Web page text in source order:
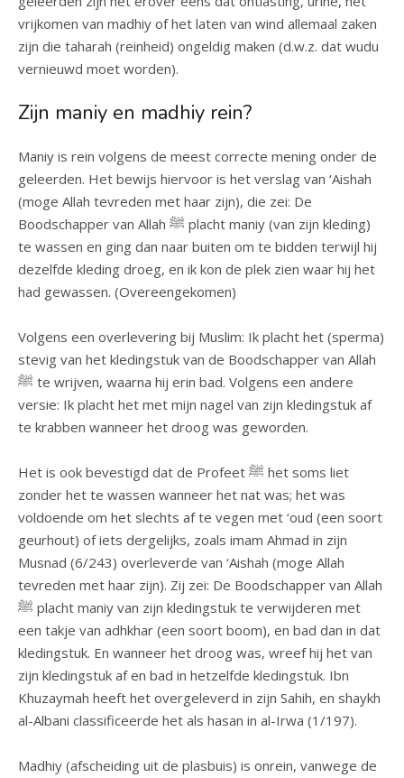
vrijkomen van madhiy of het laten van wind allemaal zaken
zijn die taharah (reinheid) ongeldig maken (d.w.z. dat wudu
vernieuwd moet worden).
Zijn maniy en madhiy rein?
Maniy is rein volgens de meest correcte mening onder de
geleerden. Het bewijs hiervoor is het verslag van ‘Aishah
(moge Allah tevreden met haar zijn), die zei: De
Boodschapper van Allah ﷺ placht maniy (van zijn kleding)
te wassen en ging dan naar buiten om te bidden terwijl hij
dezelfde kleding droeg, en ik kon de plek zien waar hij het
had gewassen. (Overeengekomen)
Volgens een overlevering bij Muslim: Ik placht het (sperma)
stevig van het kledingstuk van de Boodschapper van Allah
ﷺ te wrijven, waarna hij erin bad. Volgens een andere
versie: Ik placht het met mijn nagel van zijn kledingstuk af
te krabben wanneer het droog was geworden.
Het is ook bevestigd dat de Profeet ﷺ het soms liet
zonder het te wassen wanneer het nat was; het was
voldoende om het slechts af te vegen met ‘oud (een soort
geurhout) of iets dergelijks, zoals imam Ahmad in zijn
Musnad (6/243) overleverde van ‘Aishah (moge Allah
tevreden met haar zijn). Zij zei: De Boodschapper van Allah
ﷺ placht maniy van zijn kledingstuk te verwijderen met
een takje van adhkhar (een soort boom), en bad dan in dat
kledingstuk. En wanneer het droog was, wreef hij het van
zijn kledingstuk af en bad in hetzelfde kledingstuk. Ibn
Khuzaymah heeft het overgeleverd in zijn Sahih, en shaykh
al-Albani classificeerde het als hasan in al-Irwa (1/197).
Madhiy (afscheiding uit de plasbuis) is onrein, vanwege de